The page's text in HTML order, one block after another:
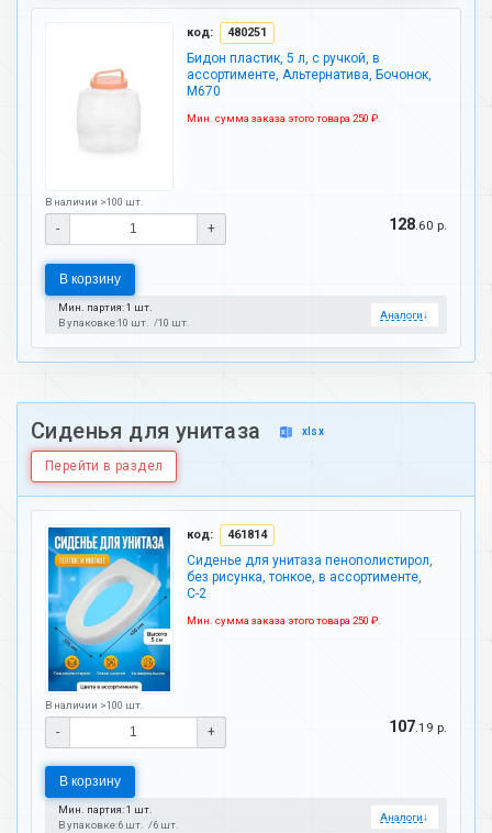
код: 480251
Бидон пластик, 5 л, с ручкой, в
ассортименте, Альтернатива, Бочонок,
М670
Мин. сумма заказа этого товара 250 ₽.
В наличии >100 шт.
- + 128.60 р.
В корзину
Мин. партия: 1 шт.
В упаковке:10 шт. 10 шт.
Аналоги↓
Сиденья для унитаза xlsx
Перейти в раздел
код: 461814
Сиденье для унитаза пенополистирол,
без рисунка, тонкое, в ассортименте,
С-2
Мин. сумма заказа этого товара 250 ₽.
В наличии >100 шт.
- + 107.19 р.
В корзину
Мин. партия: 1 шт.
В упаковке:6 шт. 6 шт.
Аналоги↓